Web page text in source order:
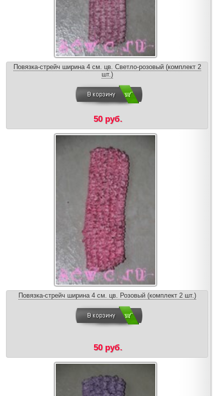
Повязка-стрейч ширина 4 см. цв. Светло-розовый (комплект 2
шт.)
50 руб.
Повязка-стрейч ширина 4 см. цв. Розовый (комплект 2 шт.)
50 руб.